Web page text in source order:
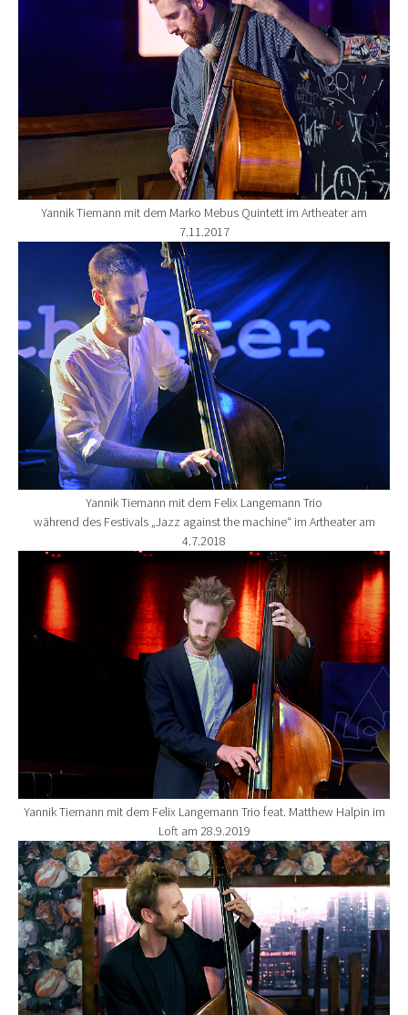
Yannik Tiemann mit dem Marko Mebus Quintett im Artheater am
7.11.2017
Show larger version for:
Yannik Tiemann mit dem Felix Langemann Trio
während des Festivals „Jazz against the machine“ im Artheater am
4.7.2018
Show larger version for:
Yannik Tiemann mit dem Felix Langemann Trio feat. Matthew Halpin im
Loft am 28.9.2019
Show larger version for: